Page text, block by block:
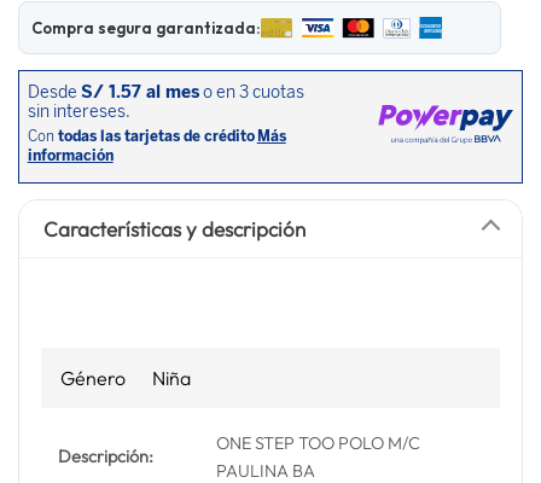
Compra segura garantizada:
Características y descripción
Género Niña
Descripción:
ONE STEP TOO POLO M/C
PAULINA BA